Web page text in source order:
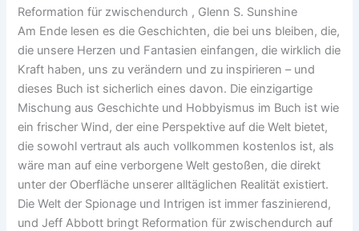
Reformation für zwischendurch , Glenn S. Sunshine
Am Ende lesen es die Geschichten, die bei uns bleiben, die,
die unsere Herzen und Fantasien einfangen, die wirklich die
Kraft haben, uns zu verändern und zu inspirieren – und
dieses Buch ist sicherlich eines davon. Die einzigartige
Mischung aus Geschichte und Hobbyismus im Buch ist wie
ein frischer Wind, der eine Perspektive auf die Welt bietet,
die sowohl vertraut als auch vollkommen kostenlos ist, als
wäre man auf eine verborgene Welt gestoßen, die direkt
unter der Oberfläche unserer alltäglichen Realität existiert.
Die Welt der Spionage und Intrigen ist immer faszinierend,
und Jeff Abbott bringt Reformation für zwischendurch auf